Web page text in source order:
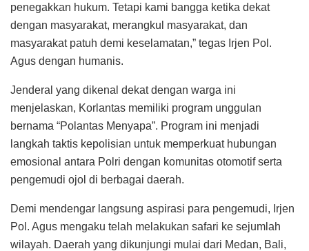
penegakkan hukum. Tetapi kami bangga ketika dekat
dengan masyarakat, merangkul masyarakat, dan
masyarakat patuh demi keselamatan,” tegas Irjen Pol.
Agus dengan humanis.
Jenderal yang dikenal dekat dengan warga ini
menjelaskan, Korlantas memiliki program unggulan
bernama “Polantas Menyapa”. Program ini menjadi
langkah taktis kepolisian untuk memperkuat hubungan
emosional antara Polri dengan komunitas otomotif serta
pengemudi ojol di berbagai daerah.
Demi mendengar langsung aspirasi para pengemudi, Irjen
Pol. Agus mengaku telah melakukan safari ke sejumlah
wilayah. Daerah yang dikunjungi mulai dari Medan, Bali,